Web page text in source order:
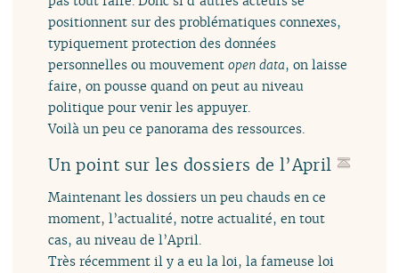
positionnent sur des problématiques connexes,
typiquement protection des données
personnelles ou mouvementopen data, on laisse
faire, on pousse quand on peut au niveau
politique pour venir les appuyer.
Voilà un peu ce panorama des ressources.
Un point sur les dossiers de l’April
Maintenant les dossiers un peu chauds en ce
moment, l’actualité, notre actualité, en tout
cas, au niveau de l’April.
Très récemment il y a eu la loi, la fameuse loi